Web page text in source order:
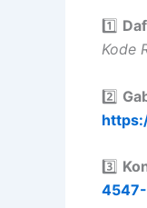
1️⃣
Kode
2️⃣
3️⃣